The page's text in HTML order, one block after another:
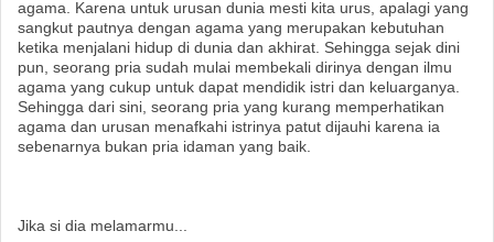
agama. Karena untuk urusan dunia mesti kita urus, apalagi yang
sangkut pautnya dengan agama yang merupakan kebutuhan
ketika menjalani hidup di dunia dan akhirat. Sehingga sejak dini
pun, seorang pria sudah mulai membekali dirinya dengan ilmu
agama yang cukup untuk dapat mendidik istri dan keluarganya.
Sehingga dari sini, seorang pria yang kurang memperhatikan
agama dan urusan menafkahi istrinya patut dijauhi karena ia
sebenarnya bukan pria idaman yang baik.
Jika si dia melamarmu...